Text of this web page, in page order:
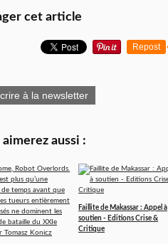
cet article
Repost
à la newsletter
aimerez aussi :
Faillite de Makassar : Appel à
soutien - Editions Crise &
Critique